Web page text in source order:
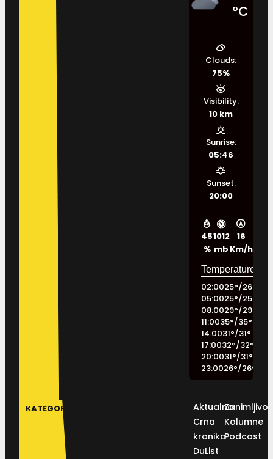
°C
45
%
1012
mb
16
Km/h
Clouds:
75%
Visibility:
10 km
Sunrise:
05:46
Sunset:
20:00
02:0025°/26°
05:0025°/25°
08:0029°/29°
11:0035°/35°
14:0031°/31°
17:0032°/32°
20:0031°/31°
23:0026°/26°
KATEGORIJE
Aktualno
Crna
kronika
DuList
Kolumne
Podcast